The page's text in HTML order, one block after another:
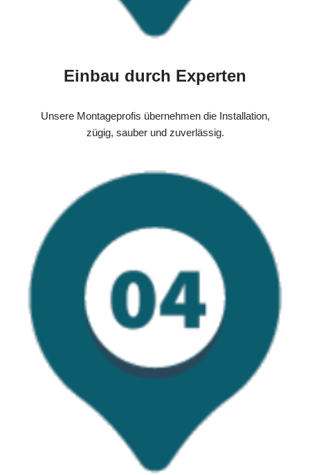
Einbau durch Experten
Unsere Montageprofis übernehmen die Installation,
zügig, sauber und zuverlässig.